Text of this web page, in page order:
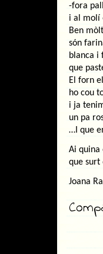
-fora
i al molí
Ben
són
blanca i
que
El forn
ho cou
i ja
un pa
…I que
Ai quina
que surt
Joana